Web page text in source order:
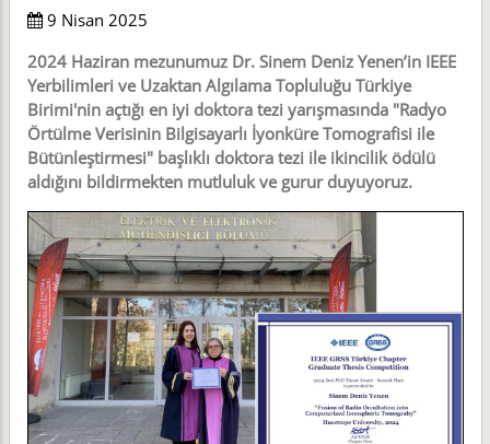
9 Nisan 2025
2024 Haziran mezunumuz Dr. Sinem Deniz Yenen’in IEEE
Yerbilimleri ve Uzaktan Algılama Topluluğu Türkiye
Birimi'nin açtığı en iyi doktora tezi yarışmasında "Radyo
Örtülme Verisinin Bilgisayarlı İyonküre Tomografisi ile
Bütünleştirmesi" başlıklı doktora tezi ile ikincilik ödülü
aldığını bildirmekten mutluluk ve gurur duyuyoruz.